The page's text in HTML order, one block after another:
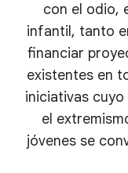
con el odio,
infantil, tanto
financiar
existentes en
iniciativas
el
jóvenes se